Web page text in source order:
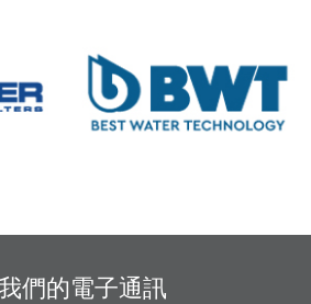
們的電子通訊